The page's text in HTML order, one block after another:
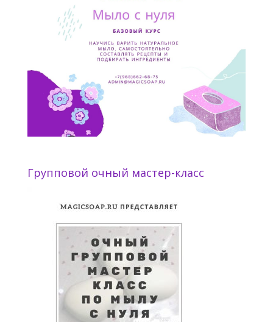
Групповой очный мастер-класс